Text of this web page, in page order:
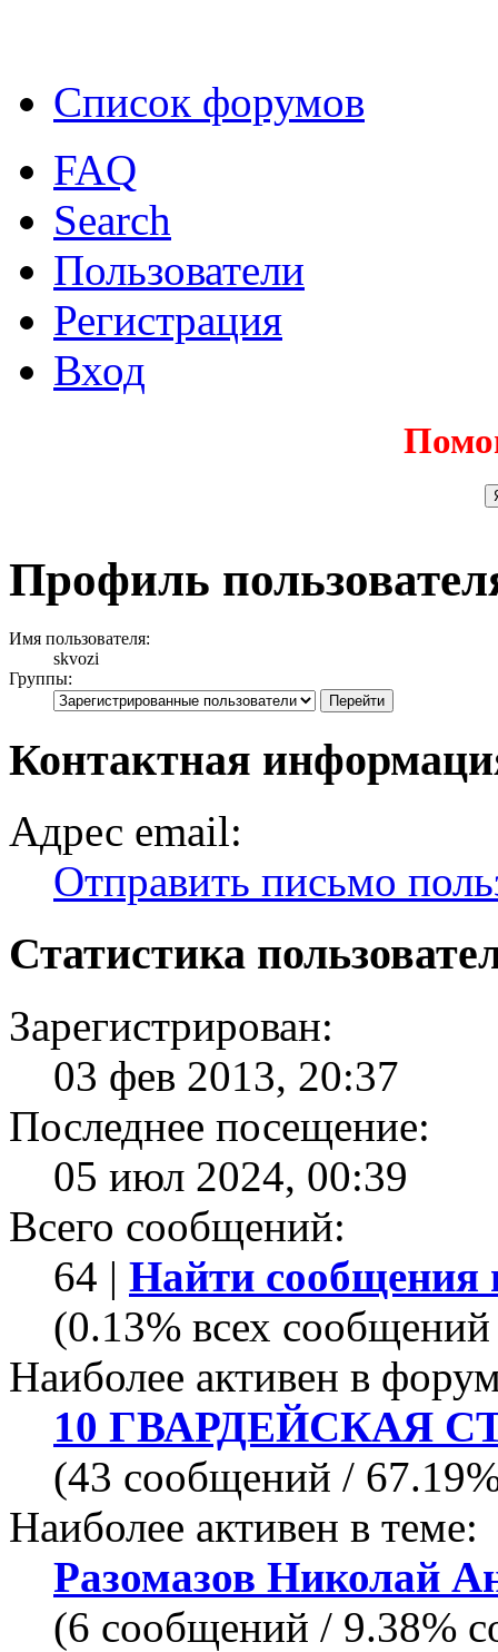
Список форумов
FAQ
Search
Пользователи
Регистрация
Вход
Профиль
Имя пользователя:
skvozi
Группы:
Контактная
Адрес email:
Отправить письмо
Статистика
Зарегистрирован:
03 фев 2013, 20:37
Последнее посещение:
05 июл 2024, 00:39
Всего сообщений:
64 | Найти сообщения
(0.13% всех
Наиболее активен в
10 ГВАРДЕЙСКАЯ
(43 сообщений /
Наиболее активен в теме:
Разомазов
(6 сообщений / 9.38%